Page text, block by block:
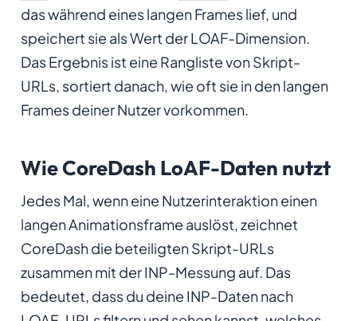
das während eines langen Frames lief, und
speichert sie als Wert der LOAF-Dimension.
Das Ergebnis ist eine Rangliste von Skript-
URLs, sortiert danach, wie oft sie in den langen
Frames deiner Nutzer vorkommen.
Wie CoreDash LoAF-Daten nutzt
Jedes Mal, wenn eine Nutzerinteraktion einen
langen Animationsframe auslöst, zeichnet
CoreDash die beteiligten Skript-URLs
zusammen mit der INP-Messung auf. Das
bedeutet, dass du deine INP-Daten nach